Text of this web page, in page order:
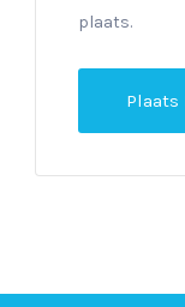
plaats.